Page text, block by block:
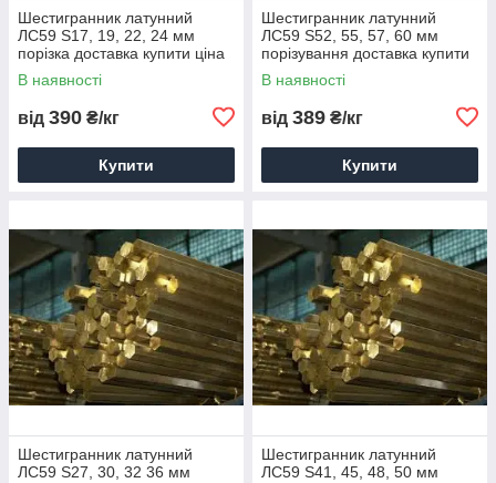
Шестигранник латунний
ЛС59 S17, 19, 22, 24 мм
порізка доставка купити ціна
В наявності
від 390 ₴/кг
Купити
Шестигранник латунний
ЛС59 S52, 55, 57, 60 мм
порізування доставка купити
ціна
В наявності
від 389 ₴/кг
Купити
Шестигранник латунний
ЛС59 S27, 30, 32 36 мм
Шестигранник латунний
ЛС59 S41, 45, 48, 50 мм